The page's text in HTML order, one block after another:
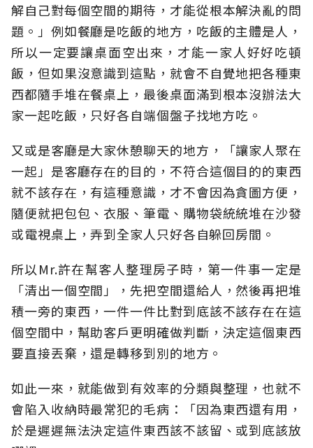
解自己對每個空間的期待，才能從根本解決亂的問
題。」例如餐廳是吃飯的地方，吃飯的主體是人，
所以一定要讓桌面空出來，才能一家人好好吃頓
飯，但如果沒意識到這點，就會不自覺地把各種東
西都隨手堆在餐桌上，最後桌面滿到根本沒辦法大
家一起吃飯，只好各自端個盤子找地方吃。
又或是客廳是大家休憩聊天的地方，「讓家人聚在
一起」是客廳存在的目的，不符合這個目的的東西
就不該存在，有這種意識，才不會因為貪圖方便，
隨便就把包包、衣服、筆電、購物袋統統堆在沙發
或電視桌上，弄到全家人只好各自躲回房間。
所以Mr.許在幫客人整理房子時，第一件事一定是
「清出一個空間」，先把空間還給人，然後再把堆
積一旁的東西，一件一件比對到底該不該存在在這
個空間中，幫助客戶更明確做判斷，決定這個東西
要直接丟棄，還是轉移到別的地方。
如此一來，就能做到有效率的分類與整理，也就不
會陷入收納時最常犯的毛病：「因為東西還有用，
於是遲遲無法決定這件東西該不該留、或到底該放